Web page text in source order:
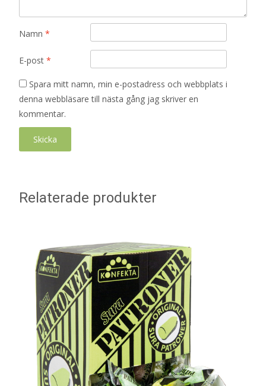
Namn *
E-post *
Spara mitt namn, min e-postadress och webbplats i
denna webbläsare till nästa gång jag skriver en
kommentar.
Relaterade produkter